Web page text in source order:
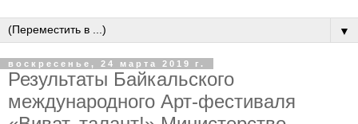
▼
воскресенье, 24 марта 2019 г.
Результаты Байкальского
международного Арт-фестиваля